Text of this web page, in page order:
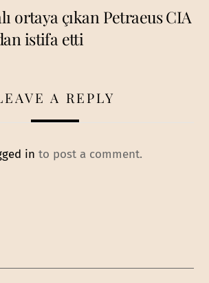
ortaya çıkan Petraeus CIA
istifa etti
A REPLY
in to post a comment.